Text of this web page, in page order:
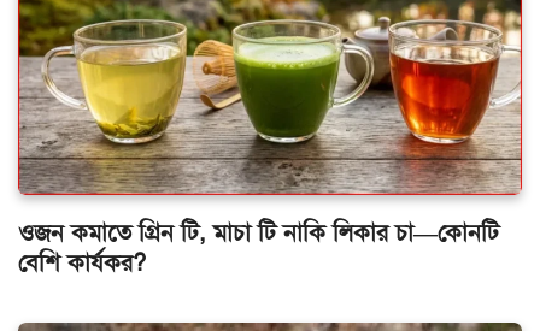
ওজন কমাতে গ্রিন টি, মাচা টি নাকি লিকার চা—কোনটি
বেশি কার্যকর?